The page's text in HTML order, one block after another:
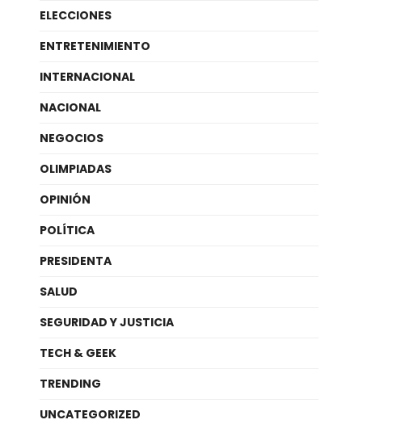
ELECCIONES
ENTRETENIMIENTO
INTERNACIONAL
NACIONAL
NEGOCIOS
OLIMPIADAS
OPINIÓN
POLÍTICA
PRESIDENTA
SALUD
SEGURIDAD Y JUSTICIA
TECH & GEEK
TRENDING
UNCATEGORIZED